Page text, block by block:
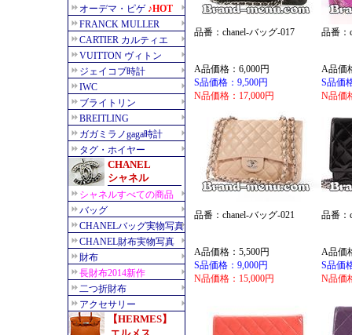
品番：chanel-バッグ-017
A品価格：6,000円
S品価格：9,500円
N品価格：17,000円
品番：
A品価
S品価
N品価
品番：chanel-バッグ-021
A品価格：5,500円
S品価格：9,000円
N品価格：15,000円
品番：
A品価
S品価
N品価